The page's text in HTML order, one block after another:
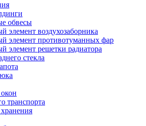
обвесы
элемент воздухозаборника
элемент противотуманных фар
элемент решетки радиатора
стекла
транспорта